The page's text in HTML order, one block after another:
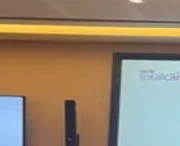
Vila Nossa Sra. da